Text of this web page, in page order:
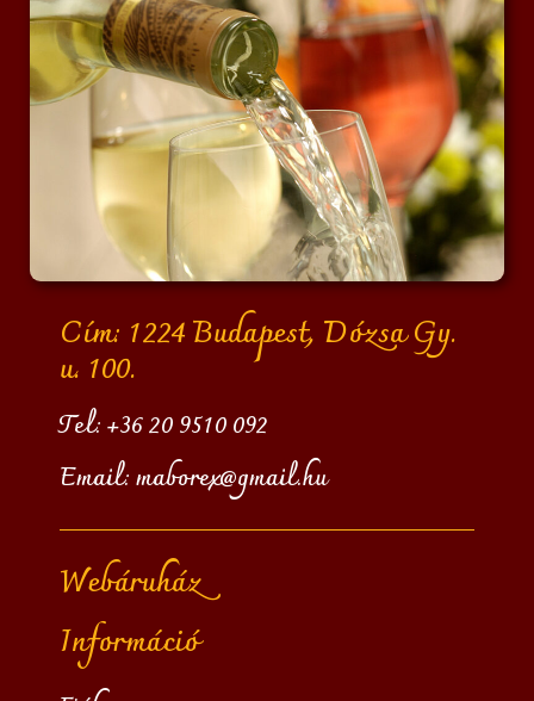
Cím: 1224 Budapest, Dózsa Gy.
u. 100.
Tel:+36 20 9510 092
Email:maborex@gmail.hu
Webáruház
Információ